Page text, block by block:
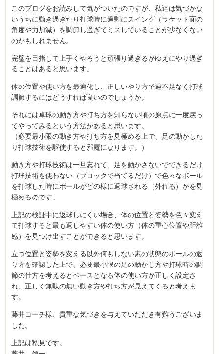
このブログをお読みして気がついたのですが、私達は気づかな
いうちに動き過ぎたり打球時に過剰にスイング（ラケット面の
角度や力加減）を調節し過ぎてミスしていることが少なくない
のかもしれません。
完璧を目指して上手くやろうと頑張り過ぎるがゆえにやり過ぎ
ることはあると思います。
体の位置や使い方を最適化し、正しいやり方で過不足なく打球
調節するにはどうすれば良いのでしょうか。
それには卓球の動き方や打ち方を知らない頃の原点に一度戻っ
てやってみるという方法があると思います。
（必要最小限の動き方や打ち方を見極める上で、足の動かした
り打球技術を駆使すると邪魔になります。）
動き方や打球技術は一旦忘れて、足を動かさないでできるだけ
打球技術を使わない（ブロックで当てるだけ）で色々なボール
を打球した時にボールがどの様に返球される（外れる）かを見
極めるのです。
上記の検証中に返球しにくい場合、体の位置と姿勢を色々変え
て打球すると最も返しやすい体の使い方（体の重心位置や距離
感）を見つけ出すことができると思います。
立つ位置と姿勢を変える以外何もしない素の状態のボールの返
り方を確認した上で、必要最小限の足の動かし方や打球時の調
節の仕方を考えるとベースとなる体の使い方が正しく設定さ
れ、正しく無駄の無い動き方や打ち方が見えてくると考えま
す。
藤井コーチ様、貴重な気づきを与えていただき有難うございま
した。
上記は私見です。